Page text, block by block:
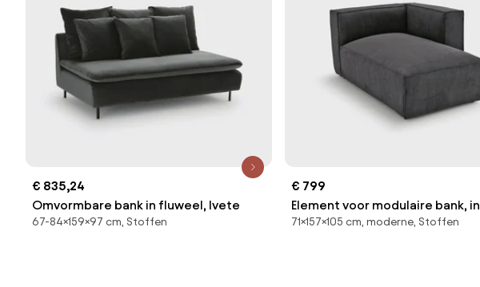
€ 835,24
Omvormbare bank in fluweel, Ivete
67-84×159×97 cm, Stoffen
€ 799
Element voor modulaire bank, in
ribfluweel, Seven
71×157×105 cm, moderne, Stoffen